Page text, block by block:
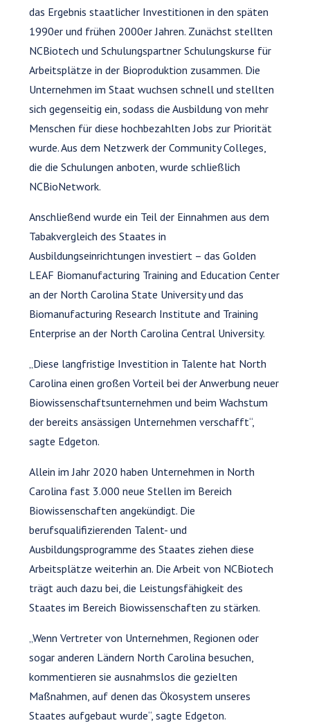
das Ergebnis staatlicher Investitionen in den späten
1990er und frühen 2000er Jahren. Zunächst stellten
NCBiotech und Schulungspartner Schulungskurse für
Arbeitsplätze in der Bioproduktion zusammen. Die
Unternehmen im Staat wuchsen schnell und stellten
sich gegenseitig ein, sodass die Ausbildung von mehr
Menschen für diese hochbezahlten Jobs zur Priorität
wurde. Aus dem Netzwerk der Community Colleges,
die die Schulungen anboten, wurde schließlich
NCBioNetwork.
Anschließend wurde ein Teil der Einnahmen aus dem
Tabakvergleich des Staates in
Ausbildungseinrichtungen investiert – das Golden
LEAF Biomanufacturing Training and Education Center
an der North Carolina State University und das
Biomanufacturing Research Institute and Training
Enterprise an der North Carolina Central University.
„Diese langfristige Investition in Talente hat North
Carolina einen großen Vorteil bei der Anwerbung neuer
Biowissenschaftsunternehmen und beim Wachstum
der bereits ansässigen Unternehmen verschafft“,
sagte Edgeton.
Allein im Jahr 2020 haben Unternehmen in North
Carolina fast 3.000 neue Stellen im Bereich
Biowissenschaften angekündigt. Die
berufsqualifizierenden Talent- und
Ausbildungsprogramme des Staates ziehen diese
Arbeitsplätze weiterhin an. Die Arbeit von NCBiotech
trägt auch dazu bei, die Leistungsfähigkeit des
Staates im Bereich Biowissenschaften zu stärken.
„Wenn Vertreter von Unternehmen, Regionen oder
sogar anderen Ländern North Carolina besuchen,
kommentieren sie ausnahmslos die gezielten
Maßnahmen, auf denen das Ökosystem unseres
Staates aufgebaut wurde“, sagte Edgeton.